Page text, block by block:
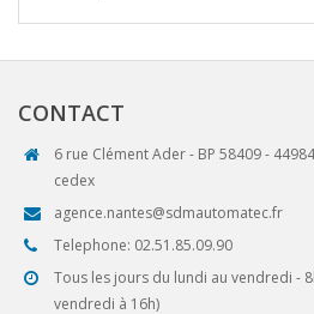
CONTACT
6 rue Clément Ader - BP 58409 - 44984
cedex
agence.nantes@sdmautomatec.fr
Telephone: 02.51.85.09.90
Tous les jours du lundi au vendredi -
vendredi à 16h)